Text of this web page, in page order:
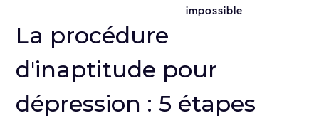
impossible
La procédure
d'inaptitude pour
dépression : 5 étapes